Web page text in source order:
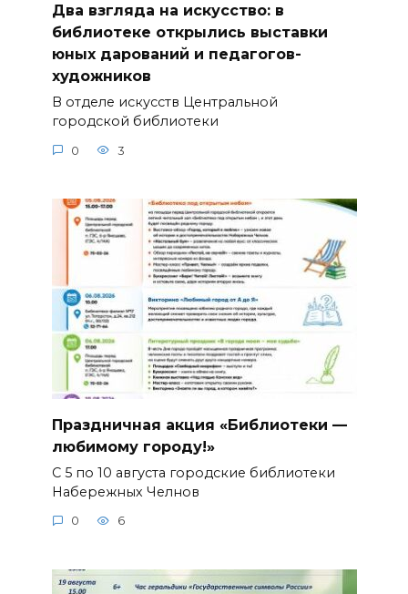
Два взгляда на искусство: в
библиотеке открылись выставки
юных дарований и педагогов-
художников
В отделе искусств Центральной
городской библиотеки
0 3
Праздничная акция «Библиотеки —
любимому городу!»
С 5 по 10 августа городские библиотеки
Набережных Челнов
0 6